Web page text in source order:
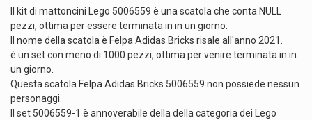
Il kit di mattoncini Lego 5006559 è una scatola che conta NULL
pezzi, ottima per essere terminata in in un giorno.
Il nome della scatola è Felpa Adidas Bricks risale all'anno 2021.
è un set con meno di 1000 pezzi, ottima per venire terminata in in
un giorno.
Questa scatola Felpa Adidas Bricks 5006559 non possiede nessun
personaggi.
Il set 5006559-1 è annoverabile della della categoria dei Lego